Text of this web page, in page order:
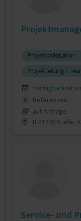
Projektkalkulation
Projektleitung /
Verfügbarkeit
0
Referenzen
auf Anfrage
D-21435 Stelle,
Service- und